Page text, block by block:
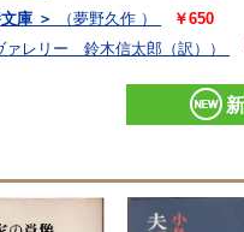
庫 ＞
（夢野久作 ）
￥650
ァレリー 鈴木信太郎（訳））